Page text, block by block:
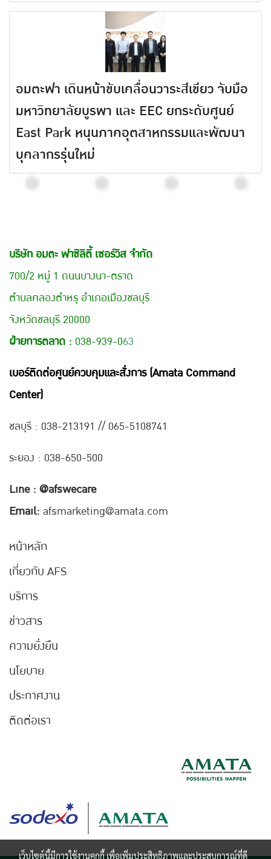
อมตะฟา เดินหน้าขับเคลื่อนวาระสีเขียว จับมือ
มหาวิทยาลัยบูรพา และ EEC ยกระดับศูนย์
East Park หนุนภาคอุตสาหกรรมและพัฒนา
บุคลากรรุ่นใหม่
บริษัท อมตะ ฟาซิลิตี้ เซอร์วิส จำกัด
700/2 หมู่ 1 ถนนบางนา-ตราด
ตำบลคลองตำหรุ อำเภอเมืองชลบุรี
จังหวัดชลบุรี 20000
ฝ่ายการตลาด : 038-939-063
เบอร์ติดต่อศูนย์ควบคุมและสั่งการ (Amata Command
Center)
ชลบุรี : 038-213191 // 065-5108741
ระยอง : 038-650-500
Line : @afswecare
Email: afsmarketing@amata.com
หน้าหลัก
เกี่ยวกับ AFS
บริการ
ข่าวสาร
ความยั่งยืน
นโยบาย
ประกาศงาน
ติดต่อเรา
เว็บไซต์นี้มีการใช้งานคุกกี้ เพื่อเพิ่มประสิทธิภาพและประสบการณ์ที่ดี